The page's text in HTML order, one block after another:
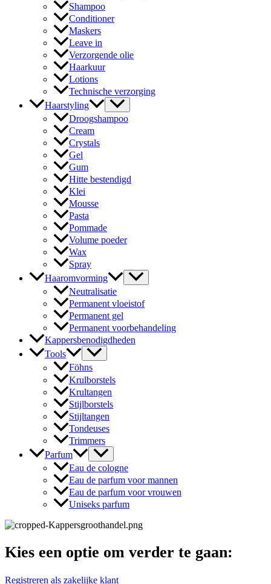
Shampoo
Conditioner
Maskers
Leave in
Verzorgende olie
Haarkuur
Lotions
Technische verzorging
Haarstyling
Droogshampoo
Cream
Crystals
Gel
Gum
Hitte bestendigd
Klei
Mousse
Pasta
Pommade
Volume poeder
Wax
Spray
Haaromvorming
Neutralisatie
Permanent vloeistof
Permanent gel
Permanent voorbehandeling
Kappersbenodigdheden
Tools
Föhns
Krulborstels
Krultangen
Stijlborstels
Stijltangen
Tondeuses
Trimmers
Parfum
Eau de cologne
Eau de parfum voor mannen
Eau de parfum voor vrouwen
Uniseks parfum
Kies een optie om verder te gaan:
Registreren als zakelijke klant